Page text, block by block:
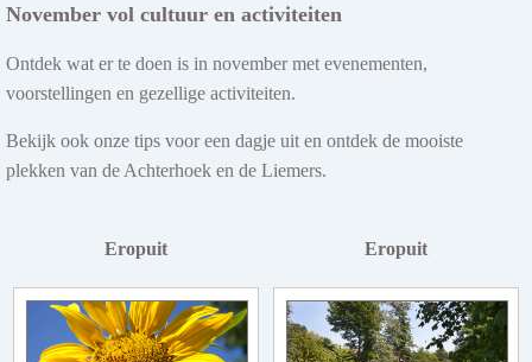
November vol cultuur en activiteiten
Ontdek wat er te doen is in november met evenementen,
voorstellingen en gezellige activiteiten.
Bekijk ook onze tips voor een dagje uit en ontdek de mooiste
plekken van de Achterhoek en de Liemers.
Eropuit Eropuit